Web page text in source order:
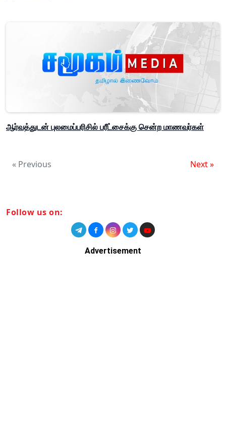
ஆர்வத்துடன் புலமைப்பரிசில் பரீட்சைக்கு சென்ற மாணவர்கள்
« Previous Next »
Follow us on:
Advertisement